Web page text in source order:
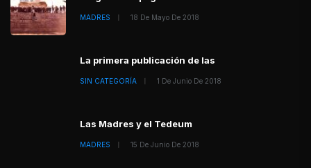
MADRES 18 De Mayo De 2018
La primera publicación de las
SIN CATEGORÍA 1 De Junio De 2018
Las Madres y el Tedeum
MADRES 15 De Junio De 2018